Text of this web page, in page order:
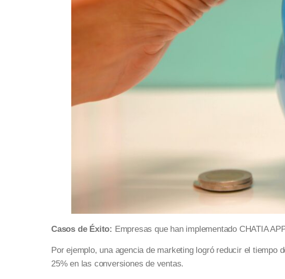
Casos de Éxito: Empresas que han implementado CHATIA
Por ejemplo, una agencia de marketing logró reducir el tiempo
25% en las conversiones de ventas.